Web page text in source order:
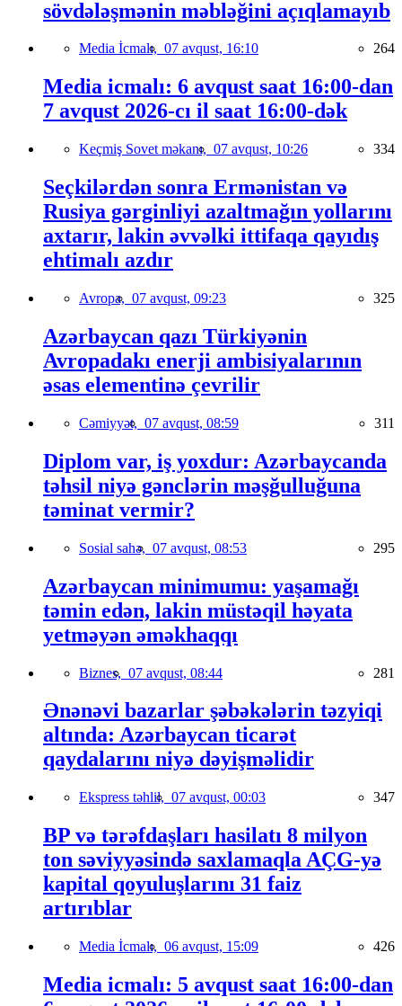
sövdələşmənin məbləğini açıqlamayıb
Media İcmalı, 07 avqust, 16:10 264
Media icmalı: 6 avqust saat 16:00-dan
7 avqust 2026-cı il saat 16:00-dək
Keçmiş Sovet məkanı, 07 avqust, 10:26 334
Seçkilərdən sonra Ermənistan və
Rusiya gərginliyi azaltmağın yollarını
axtarır, lakin əvvəlki ittifaqa qayıdış
ehtimalı azdır
Avropa, 07 avqust, 09:23 325
Azərbaycan qazı Türkiyənin
Avropadakı enerji ambisiyalarının
əsas elementinə çevrilir
Cəmiyyət, 07 avqust, 08:59 311
Diplom var, iş yoxdur: Azərbaycanda
təhsil niyə gənclərin məşğulluğuna
təminat vermir?
Sosial sahə, 07 avqust, 08:53 295
Azərbaycan minimumu: yaşamağı
təmin edən, lakin müstəqil həyata
yetməyən əməkhaqqı
Biznes, 07 avqust, 08:44 281
Ənənəvi bazarlar şəbəkələrin təzyiqi
altında: Azərbaycan ticarət
qaydalarını niyə dəyişməlidir
Ekspress təhlil, 07 avqust, 00:03 347
BP və tərəfdaşları hasilatı 8 milyon
ton səviyyəsində saxlamaqla AÇG-yə
kapital qoyuluşlarını 31 faiz
artırıblar
Media İcmalı, 06 avqust, 15:09 426
Media icmalı: 5 avqust saat 16:00-dan